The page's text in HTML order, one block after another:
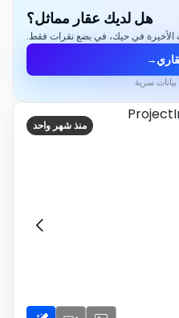
هل لديك عقار مماثل؟
الأخيرة في حيك، في بضع نقرات فقط.
→
بيانات سرية
منذ شهر واحد